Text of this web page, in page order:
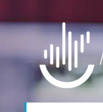
Contraseña
perdida